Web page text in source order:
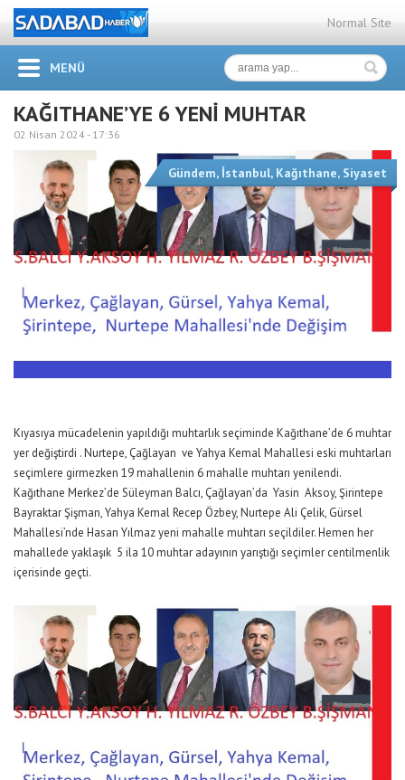
Normal Site
MENÜ
KAĞITHANE’YE 6 YENİ MUHTAR
02 Nisan 2024 - 17:36
Gündem, İstanbul, Kağıthane, Siyaset
Kıyasıya mücadelenin yapıldığı muhtarlık seçiminde Kağıthane’de 6 muhtar
yer değiştirdi . Nurtepe, Çağlayan ve Yahya Kemal Mahallesi eski muhtarları
seçimlere girmezken 19 mahallenin 6 mahalle muhtarı yenilendi.
Kağıthane Merkez’de Süleyman Balcı, Çağlayan’da Yasin Aksoy, Şirintepe
Bayraktar Şişman, Yahya Kemal Recep Özbey, Nurtepe Ali Çelik, Gürsel
Mahallesi’nde Hasan Yılmaz yeni mahalle muhtarı seçildiler. Hemen her
mahallede yaklaşık 5 ila 10 muhtar adayının yarıştığı seçimler centilmenlik
içerisinde geçti.